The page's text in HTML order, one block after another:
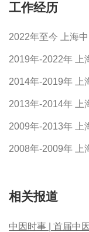
工作经历
2022年至今 上海
2019年-2022年 上
2014年-2019年 上
2013年-2014年 上
2009年-2013年 上
2008年-2009年 上
相关报道
中因时事 | 首届中